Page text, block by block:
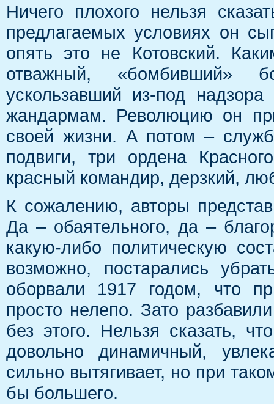
Ничего плохого нельзя
предлагаемых условиях он
опять это не Котовский.
отважный, «бомбивший»
ускользавший из-под
жандармам. Революцию он
своей жизни. А потом –
подвиги, три ордена
красный командир, дерзкий,
К сожалению, авторы
Да – обаятельного, да –
какую-либо политическую
возможно, постарались
оборвали 1917 годом, что
просто нелепо. Зато
без этого. Нельзя сказать,
довольно динамичный,
сильно вытягивает, но при
бы большего.